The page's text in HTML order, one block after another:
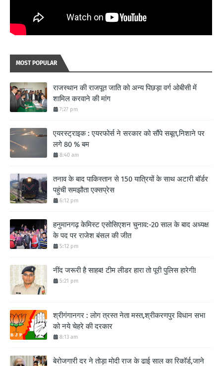
MOST POPULAR
राजस्थान की राजपूत जाति को अन्य पिछड़ा वर्ग ओबीसी में
शामिल करवाने की मांग
7:27 pm
एयरस्ट्राइक : एयरफोर्स ने सरकार को सौंपे सबूत,निशाने पर
लगे 80 % बम
8:40 am
तनाव के बाद पाकिस्तान से 150 यात्रियों के साथ अटारी बॉर्डर
पहुंची समझौता एक्सप्रेस
6:12 pm
हनुमानगढ़ केमिस्ट एसोसिएशन चुनाव:-20 साल के बाद अध्यक्ष
के पद पर राजेश बंसल की जीत
5:12 pm
नींद जरूरी है साहब! टीम लीडर हारा तो पूरी पुलिस हारेगी!
5:21 pm
श्रीगंगानगर : लोग त्रस्त नेता मस्त,श्रीकरणपुर विधान सभा
को नये चेहरे की दरकार
8:13 am
बेरोजगारी दर ने तोड़ा मोदी राज के ढाई साल का रिकॉर्ड,जाने